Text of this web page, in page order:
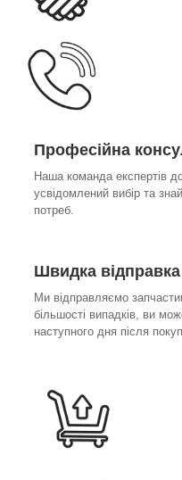
Професійна
Наша команда експертів
усвідомлений вибір та
потреб.
Швидка відправка
Ми відправляємо
більшості випадків, ви
наступного дня після